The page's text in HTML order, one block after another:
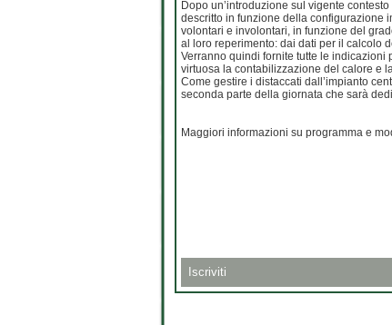
Dopo un’introduzione sul vigente
descritto in funzione della configurazione
volontari e involontari, in funzione del
al loro reperimento: dai dati per il calcolo
Verranno quindi fornite tutte le
virtuosa la contabilizzazione del calore e
Come gestire i distaccati dall’impianto
seconda parte della giornata che sarà
Maggiori informazioni su programma e
Iscriviti